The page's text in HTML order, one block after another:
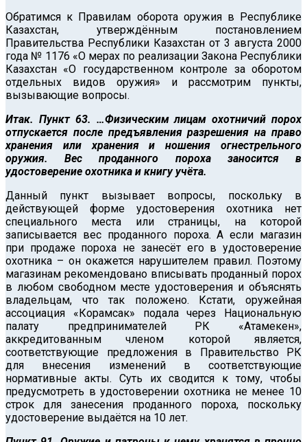
Обратимся к Правилам оборота оружия в Республике
Казахстан, утверждённым постановлением
Правительства Республики Казахстан от 3 августа 2000
года № 1176 «О мерах по реализации Закона Республики
Казахстан «О государственном контроле за оборотом
отдельных видов оружия» и рассмотрим пункты,
вызывающие вопросы.
Итак. Пункт 63. …Физическим лицам охотничий порох
отпускается после предъявления разрешения на право
хранения или хранения и ношения огнестрельного
оружия. Вес проданного пороха заносится в
удостоверение охотника и книгу учёта.
Данный пункт вызывает вопросы, поскольку в
действующей форме удостоверения охотника нет
специального места или страницы, на которой
записывается вес проданного пороха. А если магазин
при продаже пороха не занесёт его в удостоверение
охотника – он окажется нарушителем правил. Поэтому
магазинам рекомендовано вписывать проданный порох
в любом свободном месте удостоверения и объяснять
владельцам, что так положено. Кстати, оружейная
ассоциация «Корамсак» подала через Национальную
палату предпринимателей РК «Атамекен»,
аккредитованным членом которой является,
соответствующие предложения в Правительство РК
для внесения изменений в соответствующие
нормативные акты. Суть их сводится к тому, чтобы
предусмотреть в удостоверении охотника не менее 10
строк для занесения проданного пороха, поскольку
удостоверение выдаётся на 10 лет.